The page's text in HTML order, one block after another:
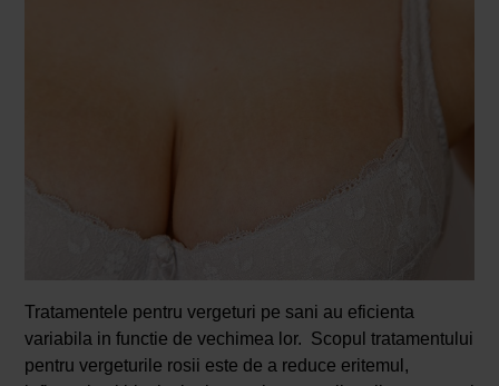
Tratamentele pentru vergeturi pe sani au eficienta
variabila in functie de vechimea lor. Scopul tratamentului
pentru vergeturile rosii este de a reduce eritemul,